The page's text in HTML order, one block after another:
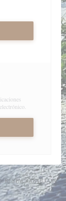
RESTAURANTE CON
NUEVA VENTANA))